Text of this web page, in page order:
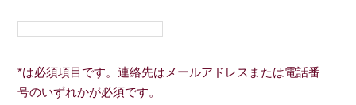
*は必須項目です。連絡先はメールアドレスまたは電話番
号のいずれかが必須です。